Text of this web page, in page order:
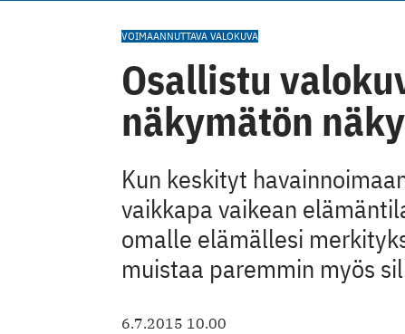
VOIMAANNUTTAVA VALOKUVA
Osallistu
näkymätön
Kun keskityt
vaikkapa vaikean
omalle elämällesi
muistaa paremmin myös
6.7.2015 10.00